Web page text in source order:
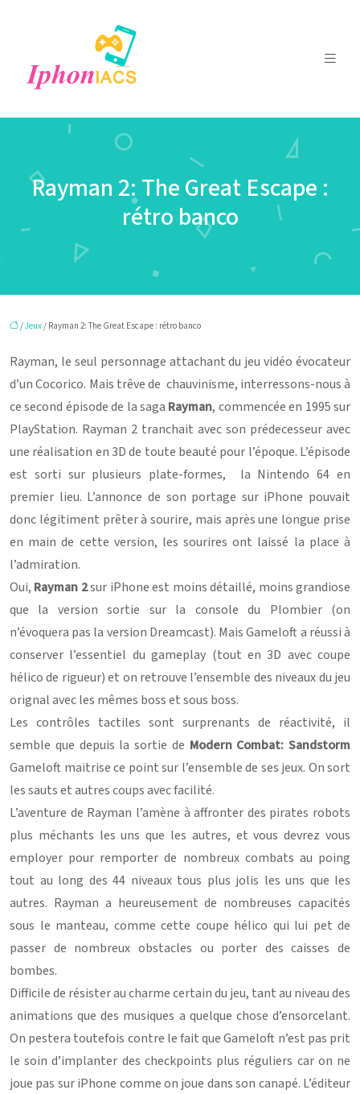
Rayman 2: The Great Escape :
rétro banco
/Jeux/ Rayman 2: The Great Escape : rétro banco
Rayman, le seul personnage attachant du jeu vidéo évocateur
d’un Cocorico. Mais trêve de chauvinisme, interressons-nous à
ce second épisode de la saga Rayman, commencée en 1995 sur
PlayStation. Rayman 2 tranchait avec son prédecesseur avec
une réalisation en 3D de toute beauté pour l’époque. L’épisode
est sorti sur plusieurs plate-formes, la Nintendo 64 en
premier lieu. L’annonce de son portage sur iPhone pouvait
donc légitiment prêter à sourire, mais après une longue prise
en main de cette version, les sourires ont laissé la place à
l’admiration.
Oui, Rayman 2sur iPhone est moins détaillé, moins grandiose
que la version sortie sur la console du Plombier (on
n’évoquera pas la version Dreamcast). Mais Gameloft a réussi à
conserver l’essentiel du gameplay (tout en 3D avec coupe
hélico de rigueur) et on retrouve l’ensemble des niveaux du jeu
orignal avec les mêmes boss et sous boss.
Les contrôles tactiles sont surprenants de réactivité, il
semble que depuis la sortie de Modern Combat: Sandstorm
Gameloft maitrise ce point sur l’ensemble de ses jeux. On sort
les sauts et autres coups avec facilité.
L’aventure de Rayman l’amène à affronter des pirates robots
plus méchants les uns que les autres, et vous devrez vous
employer pour remporter de nombreux combats au poing
tout au long des 44 niveaux tous plus jolis les uns que les
autres. Rayman a heureusement de nombreuses capacités
sous le manteau, comme cette coupe hélico qui lui pet de
passer de nombreux obstacles ou porter des caisses de
bombes.
Difficile de résister au charme certain du jeu, tant au niveau des
animations que des musiques a quelque chose d’ensorcelant.
On pestera toutefois contre le fait que Gameloft n’est pas prit
le soin d’implanter des checkpoints plus réguliers car on ne
joue pas sur iPhone comme on joue dans son canapé. L’éditeur